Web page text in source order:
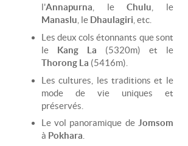
l'Annapurna , leChulu , le
Manaslu , le Dhaulagiri , etc.
Les deux cols étonnants que sont
le Kang La (5320m) et le
Thorong La (5416m).
Les cultures, les traditions et le
mode de vie uniques et
préservés.
Le vol panoramique de Jomsom
à Pokhara.